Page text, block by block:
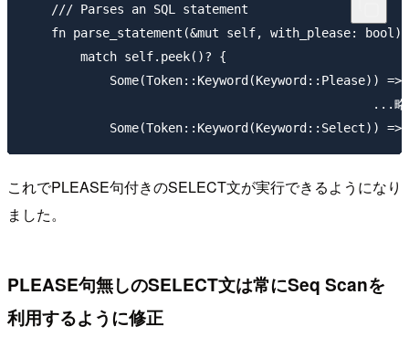
    /// Parses an SQL statement
fn parse_statement(&mut self, with_please: bool)
        match self.peek()? {
Some(Token::Keyword(Keyword::Please))
これでPLEASE句付きのSELECT文が実行できるようになり
ました。
PLEASE句無しのSELECT文は常にSeq Scanを
利用するように修正